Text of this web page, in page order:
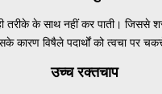
तरीके के साथ नहीं कर पाती। जिससे
कारण विषैले पदार्थों को त्वचा पर
उच्च रक्तचाप